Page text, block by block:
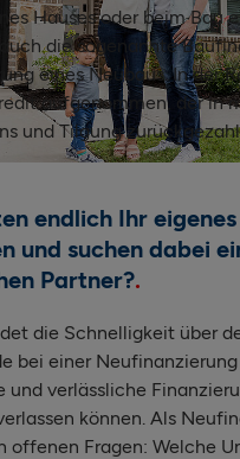
Hauses oder beim Bau
auch die sogenannte
eines Neubaus. In der
aufgenommen, der in
und Tilgung
endlich Ihr
und suchen dabei
Partner?
die Schnelligkeit über
bei einer
und verlässliche
können. Als
offenen Fragen: Welche